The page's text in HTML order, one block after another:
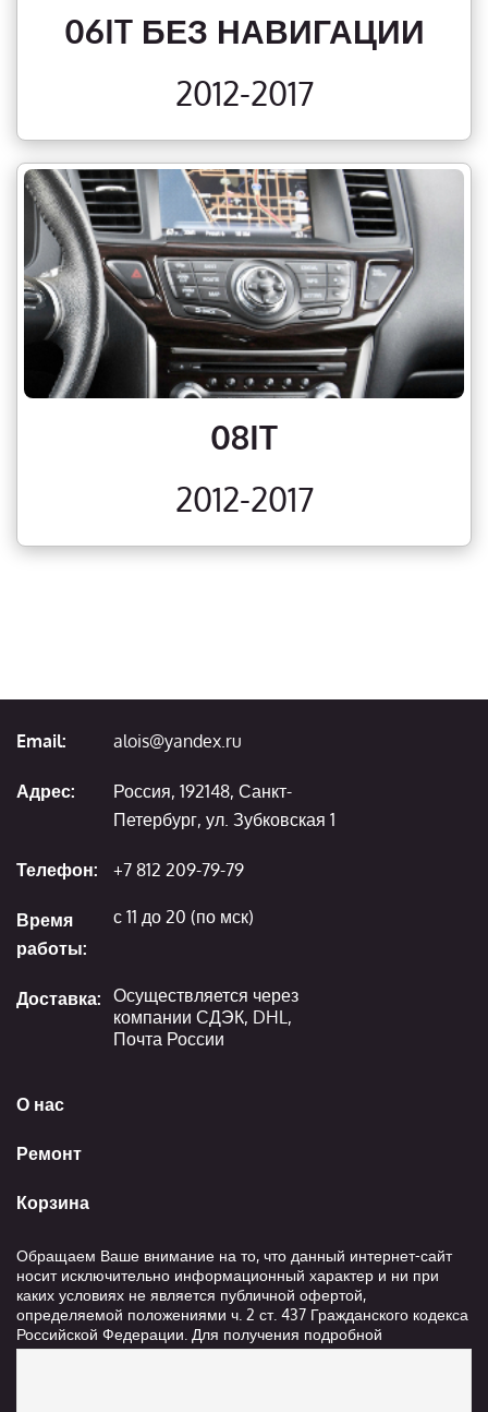
06IT БЕЗ НАВИГАЦИИ
2012-2017
08IT
2012-2017
О нас
Ремонт
Корзина
Email: alois@yandex.ru
Адрес:
Россия, 192148, Санкт-
Петербург, ул. Зубковская 1
Телефон: +7 812 209-79-79
Время
работы:
с 11 до 20 (по мск)
Доставка: Осуществляется через
компании СДЭК, DHL,
Почта России
Обращаем Ваше внимание на то, что данный интернет-сайт
носит исключительно информационный характер и ни при
каких условиях не является публичной офертой,
определяемой положениями ч. 2 ст. 437 Гражданского кодекса
Российской Федерации. Для получения подробной
информации о стоимости и сроках выполнения услуг,